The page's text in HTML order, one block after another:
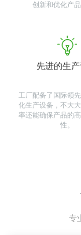
创新和优化产品
先进的生
工厂配备了国际领
化生产设备，不大
率还能确保产品的
性。
专